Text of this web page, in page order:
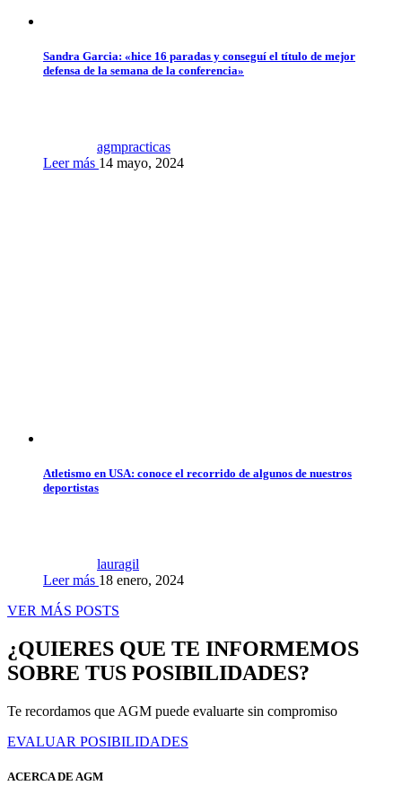
Sandra Garcia: «hice 16 paradas y conseguí el título de mejor
defensa de la semana de la conferencia»
agmpracticas
Leer más 14 mayo, 2024
Atletismo en USA: conoce el recorrido de algunos de nuestros
deportistas
lauragil
Leer más 18 enero, 2024
VER MÁS POSTS
¿QUIERES QUE TE INFORMEMOS
SOBRE TUS POSIBILIDADES?
Te recordamos que AGM puede evaluarte sin compromiso
EVALUAR POSIBILIDADES
ACERCA DE AGM